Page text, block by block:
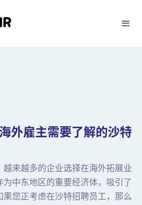
外雇主需要了解的沙特
越来越多的企业选择在海外拓展业
为中东地区的重要经济体，吸引了
果您正考虑在沙特招聘员工，那么